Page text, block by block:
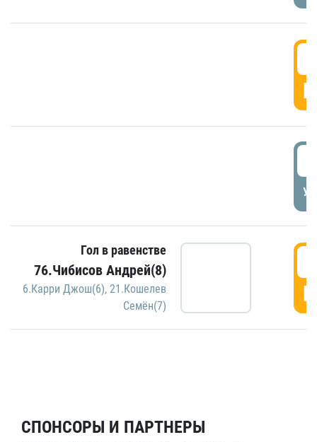
Гол в равенстве
76.Чибисов Андрей(8)
6.Карри Джош(6), 21.Кошелев
Семён(7)
СПОНСОРЫ И ПАРТНЕРЫ